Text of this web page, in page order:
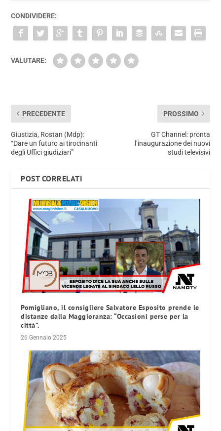
CONDIVIDERE:
VALUTARE:
PRECEDENTE
Giustizia, Rostan (Mdp):
“Dare un futuro ai tirocinanti
degli Uffici giudiziari”
PROSSIMO
GT Channel: pronta
l’inaugurazione dei nuovi
studi televisivi
POST CORRELATI
Pomigliano, il consigliere Salvatore Esposito prende le
distanze dalla Maggioranza: “Occasioni perse per la
città”.
26 Gennaio 2025